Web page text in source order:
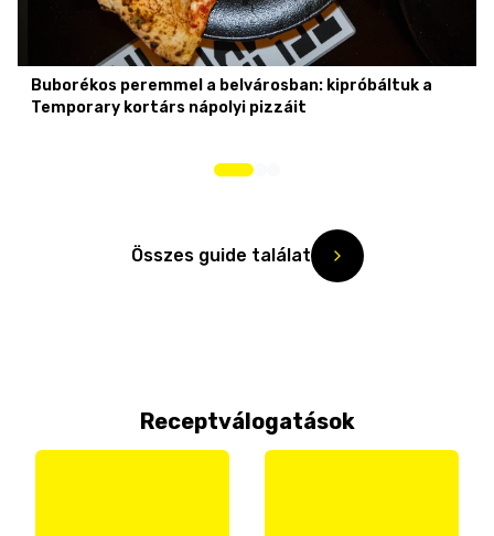
Buborékos peremmel a belvárosban: kipróbáltuk a
Temporary kortárs nápolyi pizzáit
Összes guide találat
Receptválogatások